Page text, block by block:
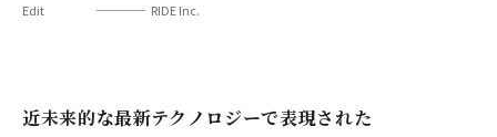
Edit
RIDE Inc.
近未来的な最新テクノロジーで表現された